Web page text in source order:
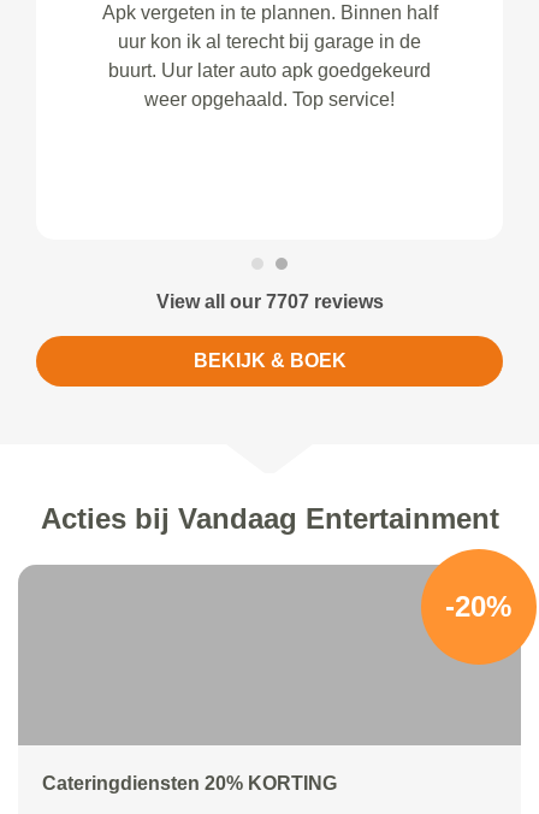
Apk vergeten in te plannen. Binnen half
uur kon ik al terecht bij garage in de
buurt. Uur later auto apk goedgekeurd
weer opgehaald. Top service!
View all our 7707 reviews
BEKIJK & BOEK
Acties bij Vandaag Entertainment
-20%
Cateringdiensten 20% KORTING